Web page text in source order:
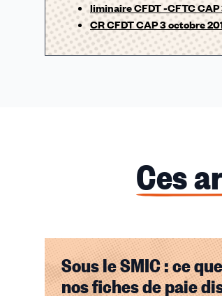
liminaire CFDT -CFTC
CR CFDT CAP 3 octobre
Ces
Sous le SMIC : ce que
nos fiches de paie